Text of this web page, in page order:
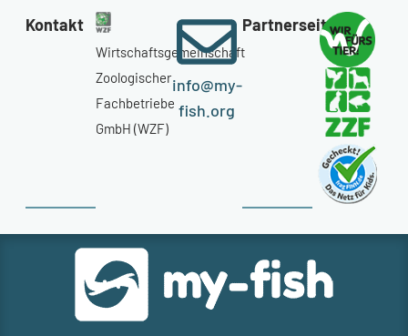
Kontakt
Wirtschaftsgemeinschaft
Zoologischer
Fachbetriebe
GmbH (WZF)
info@my-
fish.org
Partnerseiten